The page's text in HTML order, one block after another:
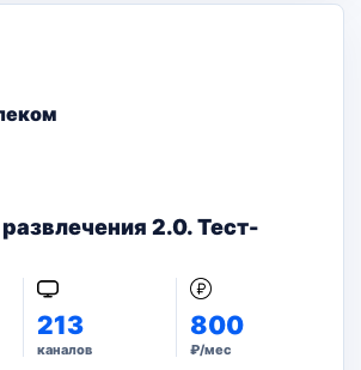
2.0. Тест-
213
каналов
800
₽/мес